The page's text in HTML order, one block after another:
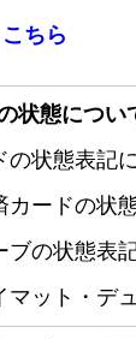
こちら
状態につい
の状態表記
カードの状
ブの状態表
マット・デ